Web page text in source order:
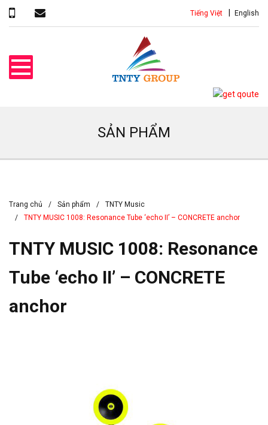
Tiếng Việt English
SẢN PHẨM
Trang chủ Sản phẩm
TNTY Music
TNTY MUSIC 1008: Resonance Tube ‘echo II’ – CONCRETE anchor
TNTY MUSIC 1008: Resonance
Tube ‘echo II’ – CONCRETE
anchor